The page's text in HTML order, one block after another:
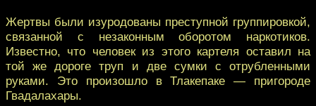
Жертвы были изуродованы преступной группировкой,
связанной с незаконным оборотом наркотиков.
Известно, что человек из этого картеля оставил на
той же дороге труп и две сумки с отрубленными
руками. Это произошло в Тлакепаке — пригороде
Гвадалахары.